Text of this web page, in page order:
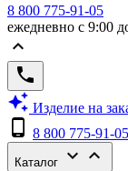
8 800 775-91-05
ежедневно с 9:00
keyboard_arrow_up
phone
auto_awesome Изделие на
phone_android 8 800 775-91-05
Каталог keyboard_arrow_down keyboard_arrow_up